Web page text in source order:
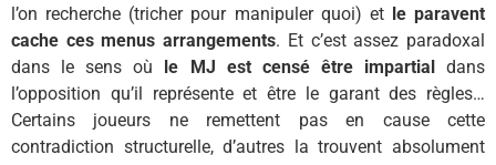
l’on recherche (tricher pour manipuler quoi) et le paravent
cache ces menus arrangements. Et c’est assez paradoxal
dans le sens où le MJ est censé être impartialdans
l’opposition qu’il représente et être le garant des règles…
Certains joueurs ne remettent pas en cause cette
contradiction structurelle, d’autres la trouvent absolument